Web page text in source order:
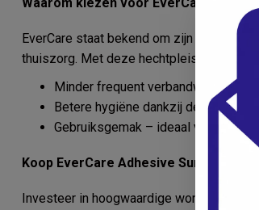
EverCare staat bekend om zijn
thuiszorg. Met deze hechtpleisters
Minder frequent verbandwisselen
Betere hygiëne dankzij de water-
Gebruiksgemak – ideaal voor
Koop EverCare Adhesive Surgical
Investeer in hoogwaardige